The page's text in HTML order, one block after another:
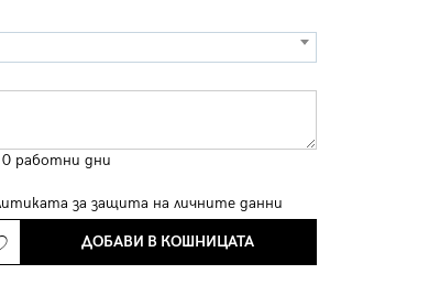
работни дни
за защита на личните данни
ДОБАВИ В КОШНИЦАТА